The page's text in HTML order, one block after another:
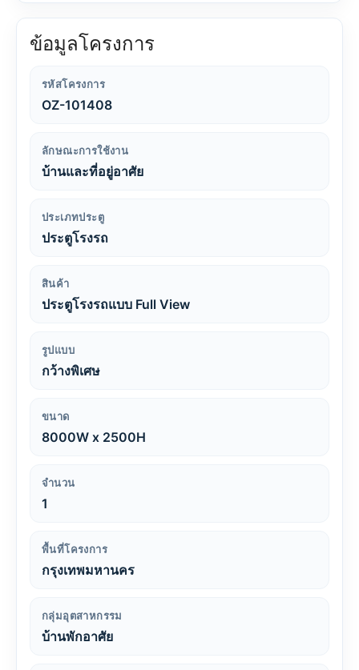
ข้อมูลโครงการ
รหัสโครงการ
OZ-101408
ลักษณะการใช้งาน
บ้านและที่อยู่อาศัย
ประเภทประตู
ประตูโรงรถ
สินค้า
ประตูโรงรถแบบ Full View
รูปแบบ
กว้างพิเศษ
ขนาด
8000W x 2500H
จำนวน
1
พื้นที่โครงการ
กรุงเทพมหานคร
กลุ่มอุตสาหกรรม
บ้านพักอาศัย